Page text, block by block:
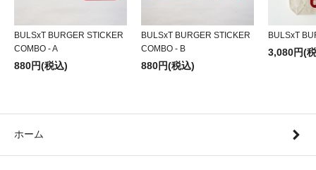
BULSxT BURGER STICKER
COMBO - A
880円(税込)
BULSxT BURGER STICKER
COMBO - B
880円(税込)
BULSxT
3,080円(
ホーム